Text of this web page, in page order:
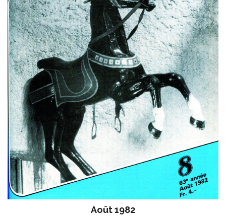
Août 1982